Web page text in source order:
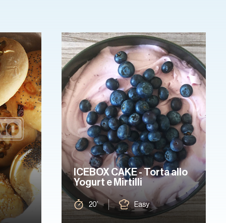
ICEBOX CAKE - Torta allo
Yogurt e Mirtilli
20’ Easy